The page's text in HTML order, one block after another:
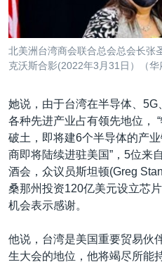
北美洲台湾商会联合总会总会长张
克沃斯合影(2022年3月31日）（华
她说，由于台湾在半导体、
各种先进产业占有领先地位，
破土，即将建6个半导体的产
商即将陆续进驻美国”，5位来
酒会，众议员斯坦顿(Greg
桑那州投资120亿美元设立芯
机会表示感谢。
他说，台湾是美国重要贸易伙
生大会的地位，他将竭尽所能